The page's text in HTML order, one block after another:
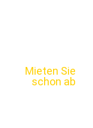
Mieten Sie
schon ab